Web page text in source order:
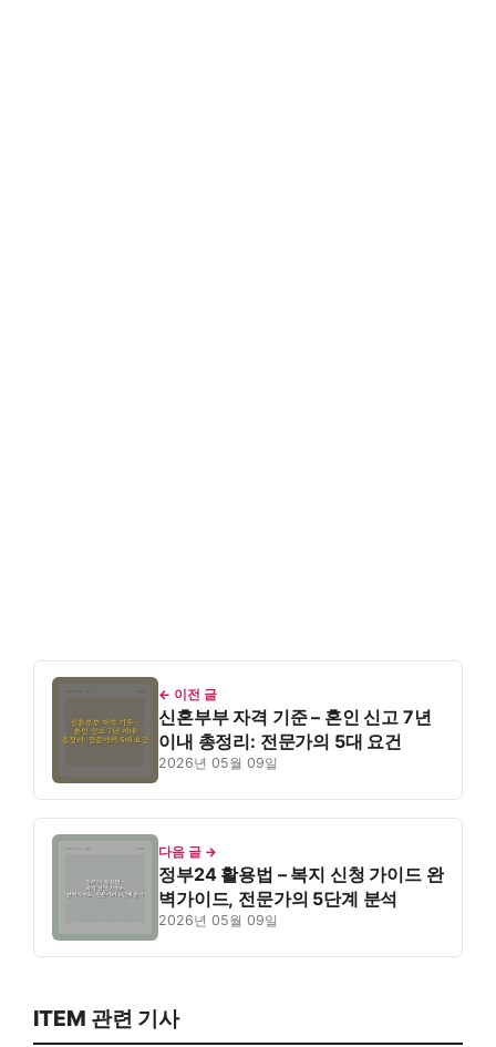
← 이전 글
신혼부부 자격 기준 – 혼인 신고 7년
이내 총정리: 전문가의 5대 요건
2026년 05월 09일
다음 글 →
정부24 활용법 – 복지 신청 가이드 완
벽가이드, 전문가의 5단계 분석
2026년 05월 09일
ITEM 관련 기사